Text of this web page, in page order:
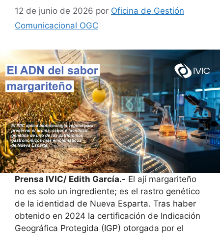
12 de junio de 2026 por Oficina de Gestión
Comunicacional OGC
Prensa IVIC/ Edith García.- El ají margariteño
no es solo un ingrediente; es el rastro genético
de la identidad de Nueva Esparta. Tras haber
obtenido en 2024 la certificación de Indicación
Geográfica Protegida (IGP) otorgada por el